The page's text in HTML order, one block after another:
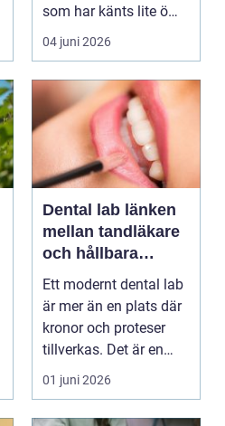
som har känts lite öm
kan plötsligt göra så
on...
04 juni 2026
Dental lab länken
mellan tandläkare
och hållbara
leenden
Ett modernt dental lab
är mer än en plats där
kronor och proteser
tillverkas. Det är en
teknisk och ...
01 juni 2026